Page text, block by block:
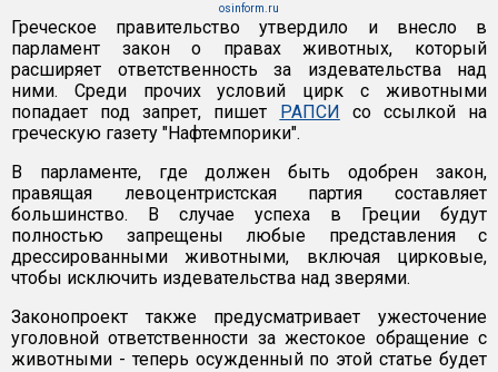
osinform.ru
Греческое правительство утвердило и внесло в
парламент закон о правах животных, который
расширяет ответственность за издевательства над
ними. Среди прочих условий цирк с животными
попадает под запрет, пишет РАПСИ со ссылкой на
греческую газету "Нафтемпорики".
В парламенте, где должен быть одобрен закон,
правящая левоцентристская партия составляет
большинство. В случае успеха в Греции будут
полностью запрещены любые представления с
дрессированными животными, включая цирковые,
чтобы исключить издевательства над зверями.
Законопроект также предусматривает ужесточение
уголовной ответственности за жестокое обращение с
животными - теперь осужденный по этой статье будет